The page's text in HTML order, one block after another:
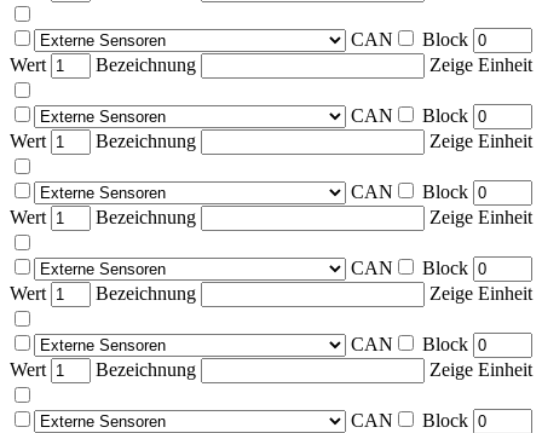
CAN
Block
Wert
Bezeichnung Zeige Einheit
CAN
Block
Wert
Bezeichnung Zeige Einheit
CAN
Block
Wert
Bezeichnung Zeige Einheit
CAN
Block
Wert
Bezeichnung Zeige Einheit
CAN
Block
Wert
Bezeichnung Zeige Einheit
CAN
Block